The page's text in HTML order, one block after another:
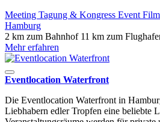
Meeting Tagung & Kongress Event
Hamburg
2 km zum Bahnhof 11 km zum
Mehr erfahren
Eventlocation Waterfront
Die Eventlocation Waterfront in
Liebhabern edler Tropfen eine beliebte